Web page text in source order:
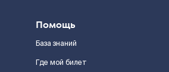
Помощь
База знаний
Где мой билет